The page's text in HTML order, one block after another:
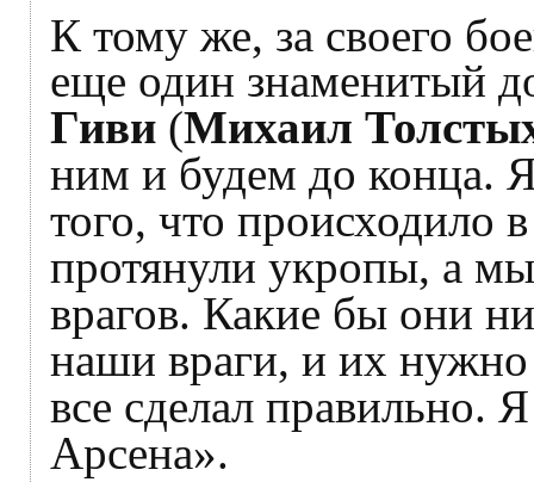
К тому же, за своего
еще один знаменитый
Гиви (Михаил
ним и будем до конца.
того, что
протянули укропы, а
врагов. Какие бы они
наши враги, и их
все сделал правильно.
Арсена».